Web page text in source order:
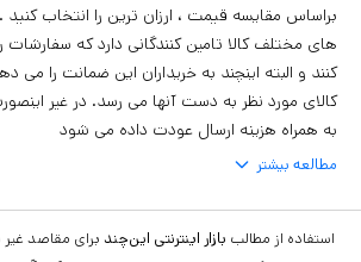
براساس مقایسه قیمت ، ارزان ترین را انتخاب
های مختلف کالا تامین کنندگانی دارد که سفارشات
کنند و البته اینچند به خریداران این ضمانت را می
کالای مورد نظر به دست آنها می رسد. در غیر
به همراه هزینه ارسال عودت داده می شود
مطالعه بیشتر
استفاده از مطالب بازار اینترنتی این‌چند برای مقاصد غیر